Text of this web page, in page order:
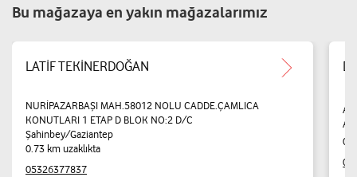
Bu mağazaya en yakın mağazalarımız
LATİF TEKİNERDOĞAN
NURİPAZARBAŞI MAH.58012 NOLU CADDE.ÇAMLICA
KONUTLARI 1 ETAP D BLOK NO:2 D/C
Şahinbey/Gaziantep
0.73 km uzaklıkta
05326377837